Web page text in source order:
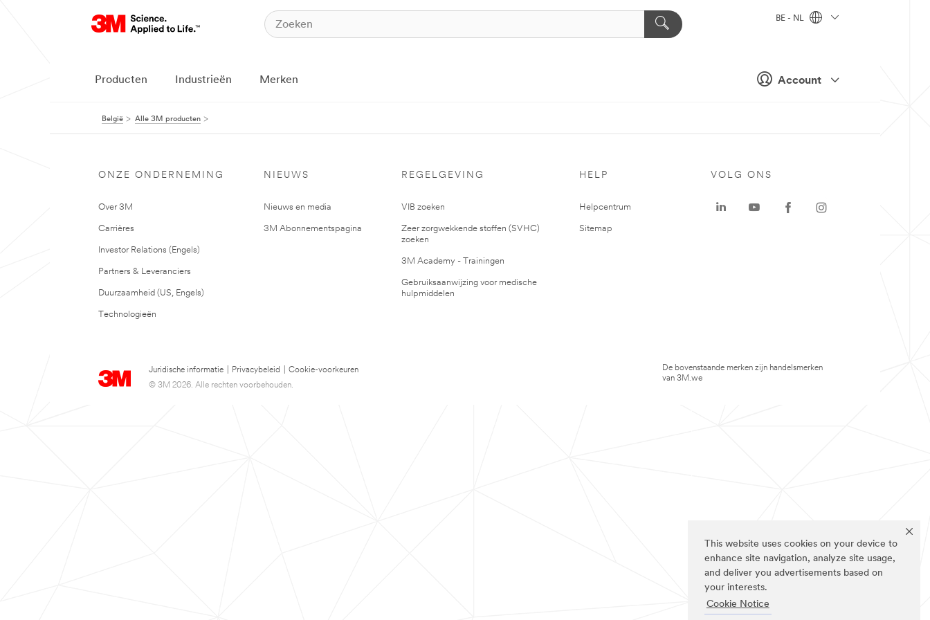
This website uses cookies on your device to
enhance site navigation, analyze site usage,
and deliver you advertisements based on
your interests.
Cookie Notice
Account
BE - NL
Producten Industrieën Merken
België Alle 3M producten
ONZE ONDERNEMING
Over 3M
Carrières
Investor Relations (Engels)
Partners & Leveranciers
Duurzaamheid (US, Engels)
Technologieën
NIEUWS
Nieuws en media
3M Abonnementspagina
REGELGEVING
VIB zoeken
Zeer zorgwekkende stoffen (SVHC)
zoeken
3M Academy - Trainingen
Gebruiksaanwijzing voor medische
hulpmiddelen
HELP
Helpcentrum
Sitemap
Juridische informatie Privacybeleid
Cookie-voorkeuren
© 3M 2026. Alle rechten voorbehouden.
VOLG ONS
De bovenstaande merken zijn handelsmerken
van 3M.we